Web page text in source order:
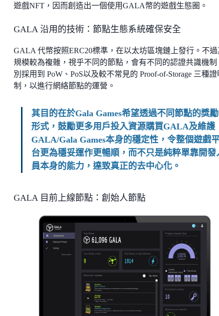
遊戲NFT，因而創造出一個使用GALA幣的遊戲生態圈。
GALA 沿用的技術：節點生態系統確保安全
GALA 代幣按照ERC20標準，在以太坊區塊鏈上發行。不過
規模較為複雜，視乎不同的節點，會有不同的認證共識機制
別採用到 PoW、PoS以及較不常見的 Proof-of-Storage 三種
制，以進行網絡節點的運營。
其目的在於Gala Games希望透過不同節點的獎勵
形式，鼓勵更多用戶投入資源購買GALA及維護
GALA/Gala Games本身的穩定性，令整個遊戲
台更為穩妥運作更暢順，而不只是純粹單靠開發
員本身的能力，達致真正的去中心化。
GALA 目前上線節點：創始人節點